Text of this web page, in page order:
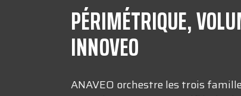
PÉRIMÉTRIQUE,
INNOVEO
ANAVEO orchestre les trois